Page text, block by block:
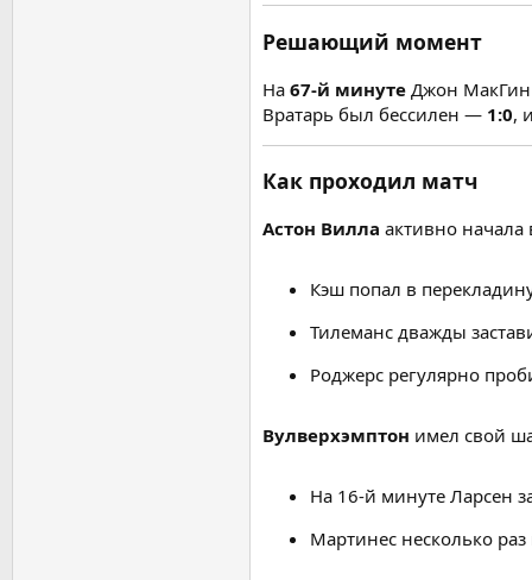
Решающий момент
На 67-й минуте Джон МакГин
Вратарь был бессилен — 1:0,
Как проходил матч
Астон Вилла активно начала
Кэш попал в
Тилеманс дважды
Роджерс регулярно
Вулверхэмптон имел свой
На 16-й минуте Ларсен
Мартинес несколько